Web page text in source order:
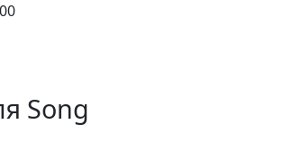
Song